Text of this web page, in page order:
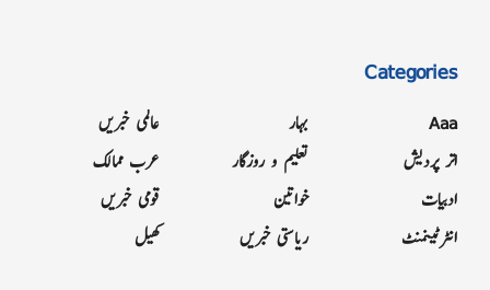
Categories
Aaa
اتر پردیش
ادبیات
انٹرٹینمنٹ
بہار
تعلیم و روزگار
خواتین
ریاستی خبریں
عالمی خبریں
عرب ممالک
قومی خبریں
کھیل